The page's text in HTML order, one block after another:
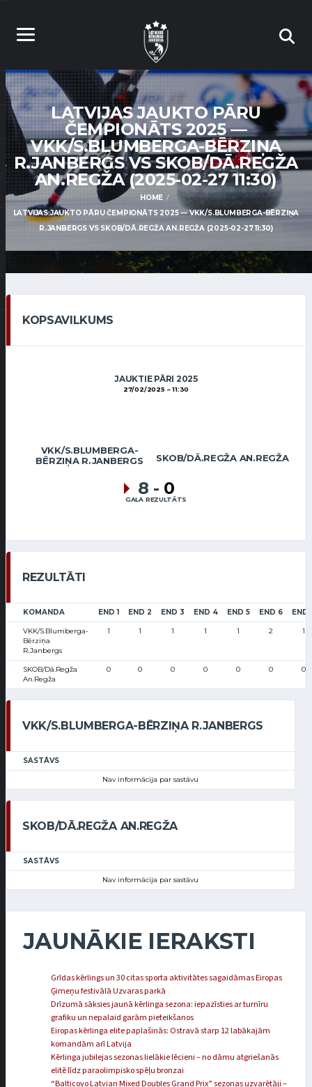
LATVIJAS JAUKTO PĀRU
ČEMPIONĀTS 2025 —
VKK/S.BLUMBERGA-BĒRZIŅA
R.JANBERGS VS SKOB/DĀ.REGŽA
AN.REGŽA (2025-02-27 11:30)
HOME
LATVIJAS JAUKTO PĀRU ČEMPIONĀTS 2025 — VKK/S.BLUMBERGA-BĒRZIŅA
R.JANBERGS VS SKOB/DĀ.REGŽA AN.REGŽA (2025-02-27 11:30)
KOPSAVILKUMS
JAUKTIE PĀRI 2025
27/02/2025 11:30
VKK/S.BLUMBERGA-
BĒRZIŅA R.JANBERGS
SKOB/DĀ.REGŽA AN.REGŽA
8 - 0
GALA REZULTĀTS
REZULTĀTI
KOMANDA END 1 END 2 END 3 END 4 END 5 END 6 END
VKK/S.Blumberga-
Bērziņa
R.Janbergs
1 1 1 1 1 2 1
SKOB/Dā.Regža
An.Regža
0 0 0 0 0 0 0
VKK/S.BLUMBERGA-BĒRZIŅA R.JANBERGS
SASTĀVS
Nav informācija par sastāvu
SKOB/DĀ.REGŽA AN.REGŽA
SASTĀVS
Nav informācija par sastāvu
JAUNĀKIE IERAKSTI
Grīdas kērlings un 30 citas sporta aktivitātes sagaidāmas Eiropas
Ģimeņu festivālā Uzvaras parkā
Drīzumā sāksies jaunā kērlinga sezona: iepazīsties ar turnīru
grafiku un nepalaid garām pieteikšanos
Eiropas kērlinga elite paplašinās: Ostravā starp 12 labākajām
komandām arī Latvija
Kērlinga jubilejas sezonas lielākie lēcieni – no dāmu atgriešanās
elitē līdz paraolimpisko spēļu bronzai
“Balticovo Latvian Mixed Doubles Grand Prix” sezonas uzvarētāji –